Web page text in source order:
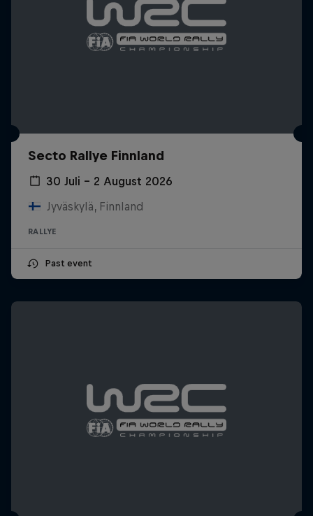
Secto Rallye Finnland
30 Juli – 2 August 2026
Jyväskylä, Finnland
RALLYE
Past event